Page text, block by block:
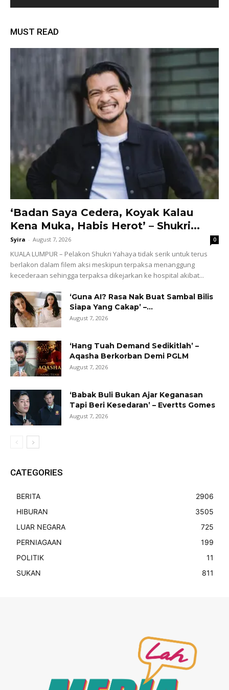
MUST READ
‘Badan Saya Cedera, Koyak Kalau
Kena Muka, Habis Herot’ – Shukri...
Syira - August 7, 2026 0
KUALA LUMPUR – Pelakon Shukri Yahaya tidak serik untuk terus
berlakon dalam filem aksi meskipun terpaksa menanggung
kecederaan sehingga terpaksa dikejarkan ke hospital akibat...
‘Guna AI? Rasa Nak Buat Sambal Bilis
Siapa Yang Cakap’ –...
August 7, 2026
‘Hang Tuah Demand Sedikitlah’ –
Aqasha Berkorban Demi PGLM
August 7, 2026
‘Babak Buli Bukan Ajar Keganasan
Tapi Beri Kesedaran’ – Evertts Gomes
August 7, 2026
CATEGORIES
BERITA
2906
HIBURAN
3505
LUAR NEGARA
725
PERNIAGAAN
199
POLITIK
11
SUKAN
811